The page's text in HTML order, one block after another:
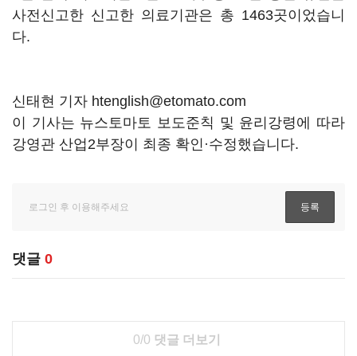
사전신고한 신고한 의료기관은 총 1463곳이었습니
다.
신태현 기자 htenglish@etomato.com
이 기사는 뉴스토마토 보도준칙 및 윤리강령에 따라
강영관 산업2부장이 최종 확인·수정했습니다.
댓글 0
0/0 댓글 더보기